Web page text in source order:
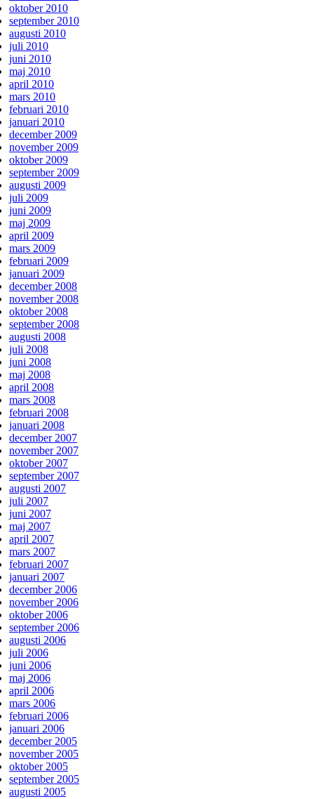
oktober 2010
september 2010
augusti 2010
juli 2010
juni 2010
maj 2010
april 2010
mars 2010
februari 2010
januari 2010
december 2009
november 2009
oktober 2009
september 2009
augusti 2009
juli 2009
juni 2009
maj 2009
april 2009
mars 2009
februari 2009
januari 2009
december 2008
november 2008
oktober 2008
september 2008
augusti 2008
juli 2008
juni 2008
maj 2008
april 2008
mars 2008
februari 2008
januari 2008
december 2007
november 2007
oktober 2007
september 2007
augusti 2007
juli 2007
juni 2007
maj 2007
april 2007
mars 2007
februari 2007
januari 2007
december 2006
november 2006
oktober 2006
september 2006
augusti 2006
juli 2006
juni 2006
maj 2006
april 2006
mars 2006
februari 2006
januari 2006
december 2005
november 2005
oktober 2005
september 2005
augusti 2005